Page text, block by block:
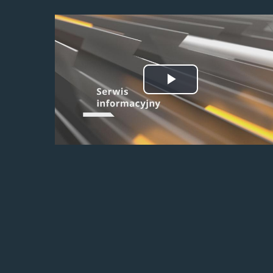
Odtwórz
wideo